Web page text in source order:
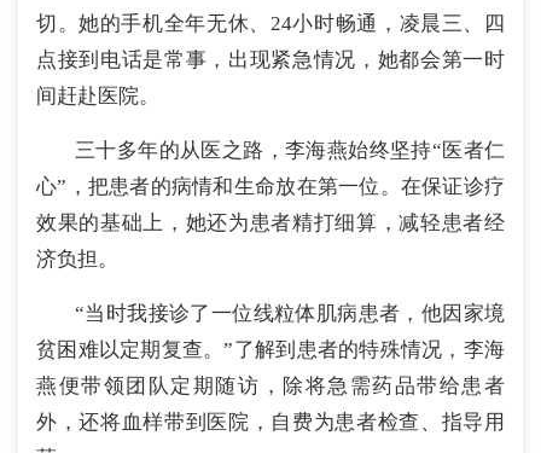
切。她的手机全年无休、24小时畅通，凌晨三、四
点接到电话是常事，出现紧急情况，她都会第一时
间赶赴医院。
三十多年的从医之路，李海燕始终坚持“医者仁
心”，把患者的病情和生命放在第一位。在保证诊疗
效果的基础上，她还为患者精打细算，减轻患者经
济负担。
“当时我接诊了一位线粒体肌病患者，他因家境
贫困难以定期复查。”了解到患者的特殊情况，李海
燕便带领团队定期随访，除将急需药品带给患者
外，还将血样带到医院，自费为患者检查、指导用